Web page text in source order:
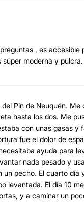
, es
moderna y
Pin de Neuquén.
hasta los dos. Me
con unas gasas
fue el dolor de
ayuda para
nada pesado y
pecho. El cuarto
levantada. El día 10
y a caminar un